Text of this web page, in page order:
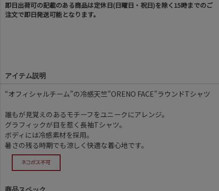
即日出荷可の記載のある商品は定休日(日曜日・祝日)を除く15時までのご
注文で即日発送可能となります。
アイテム説明
“オフィシャルチーム”の冷感天竺”ORENO FACE”ラウンドTシャツ
誰もが見覚えのあるモチーフをユニークにアレンジ。
グラフィックが目を惹く長袖Tシャツ。
ボディには冷感素材を採用。
暑さの残る時期でも涼しく快適な着心地です。